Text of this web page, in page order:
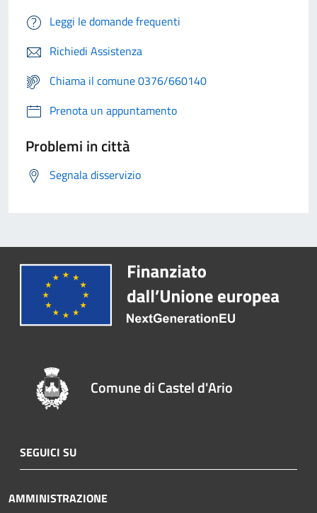
Leggi le domande frequenti
Richiedi Assistenza
Chiama il comune 0376/660140
Prenota un appuntamento
Problemi in città
Segnala disservizio
Comune di Castel d'Ario
SEGUICI SU
AMMINISTRAZIONE